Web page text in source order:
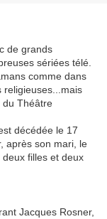
de grands
sériées télé.
comme dans
religieuses...mais
du Théâtre
décédée le 17
après son mari, le
filles et deux
Jacques Rosner,